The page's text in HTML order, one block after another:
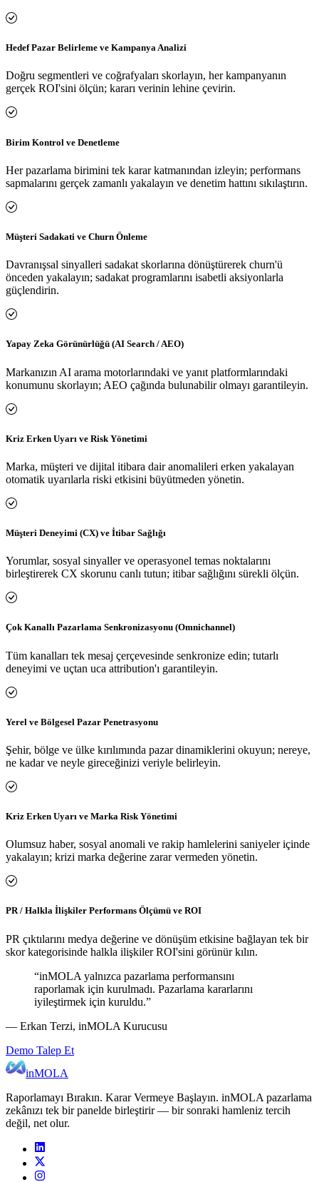
Hedef Pazar Belirleme ve Kampanya Analizi
Doğru segmentleri ve coğrafyaları skorlayın, her kampanyanın
gerçek ROI'sini ölçün; kararı verinin lehine çevirin.
Birim Kontrol ve Denetleme
Her pazarlama birimini tek karar katmanından izleyin; performans
sapmalarını gerçek zamanlı yakalayın ve denetim hattını sıkılaştırın.
Müşteri Sadakati ve Churn Önleme
Davranışsal sinyalleri sadakat skorlarına dönüştürerek churn'ü
önceden yakalayın; sadakat programlarını isabetli aksiyonlarla
güçlendirin.
Yapay Zeka Görünürlüğü (AI Search / AEO)
Markanızın AI arama motorlarındaki ve yanıt platformlarındaki
konumunu skorlayın; AEO çağında bulunabilir olmayı garantileyin.
Kriz Erken Uyarı ve Risk Yönetimi
Marka, müşteri ve dijital itibara dair anomalileri erken yakalayan
otomatik uyarılarla riski etkisini büyütmeden yönetin.
Müşteri Deneyimi (CX) ve İtibar Sağlığı
Yorumlar, sosyal sinyaller ve operasyonel temas noktalarını
birleştirerek CX skorunu canlı tutun; itibar sağlığını sürekli ölçün.
Çok Kanallı Pazarlama Senkronizasyonu (Omnichannel)
Tüm kanalları tek mesaj çerçevesinde senkronize edin; tutarlı
deneyimi ve uçtan uca attribution'ı garantileyin.
Yerel ve Bölgesel Pazar Penetrasyonu
Şehir, bölge ve ülke kırılımında pazar dinamiklerini okuyun; nereye,
ne kadar ve neyle gireceğinizi veriyle belirleyin.
Kriz Erken Uyarı ve Marka Risk Yönetimi
Olumsuz haber, sosyal anomali ve rakip hamlelerini saniyeler içinde
yakalayın; krizi marka değerine zarar vermeden yönetin.
PR / Halkla İlişkiler Performans Ölçümü ve ROI
PR çıktılarını medya değerine ve dönüşüm etkisine bağlayan tek bir
skor kategorisinde halkla ilişkiler ROI'sini görünür kılın.
“inMOLA yalnızca pazarlama performansını
raporlamak için kurulmadı. Pazarlama kararlarını
iyileştirmek için kuruldu.”
— Erkan Terzi, inMOLA Kurucusu
Demo Talep Et
inMOLA
Raporlamayı Bırakın. Karar Vermeye Başlayın. inMOLA pazarlama
zekânızı tek bir panelde birleştirir — bir sonraki hamleniz tercih
değil, net olur.